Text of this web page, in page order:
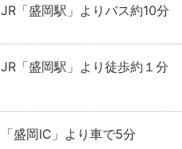
JR「盛岡駅」よりバス約10分
JR「盛岡駅」より徒歩約１分
「盛岡IC」より車で5分